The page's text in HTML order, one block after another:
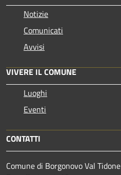
Notizie
Comunicati
Avvisi
VIVERE IL COMUNE
Luoghi
Eventi
CONTATTI
Comune di Borgonovo Val Tidone